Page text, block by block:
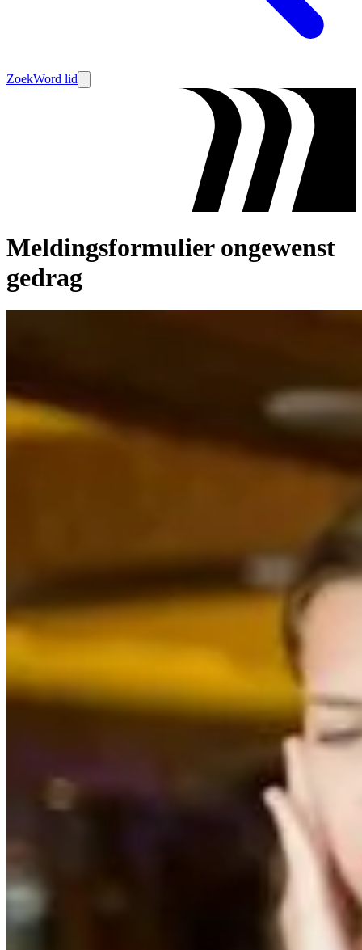
ZoekWord lid
Meldingsformulier ongewenst
gedrag